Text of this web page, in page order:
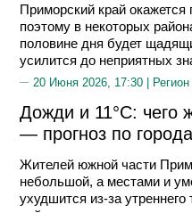
Приморский край
поэтому в некоторых
половине дня будет
усилится до неприятных
20 Июня 2026, 17:30 |
Дожди и 11°C: чего
— прогноз по
Жителей южной части
небольшой, а местами и
ухудшится из-за